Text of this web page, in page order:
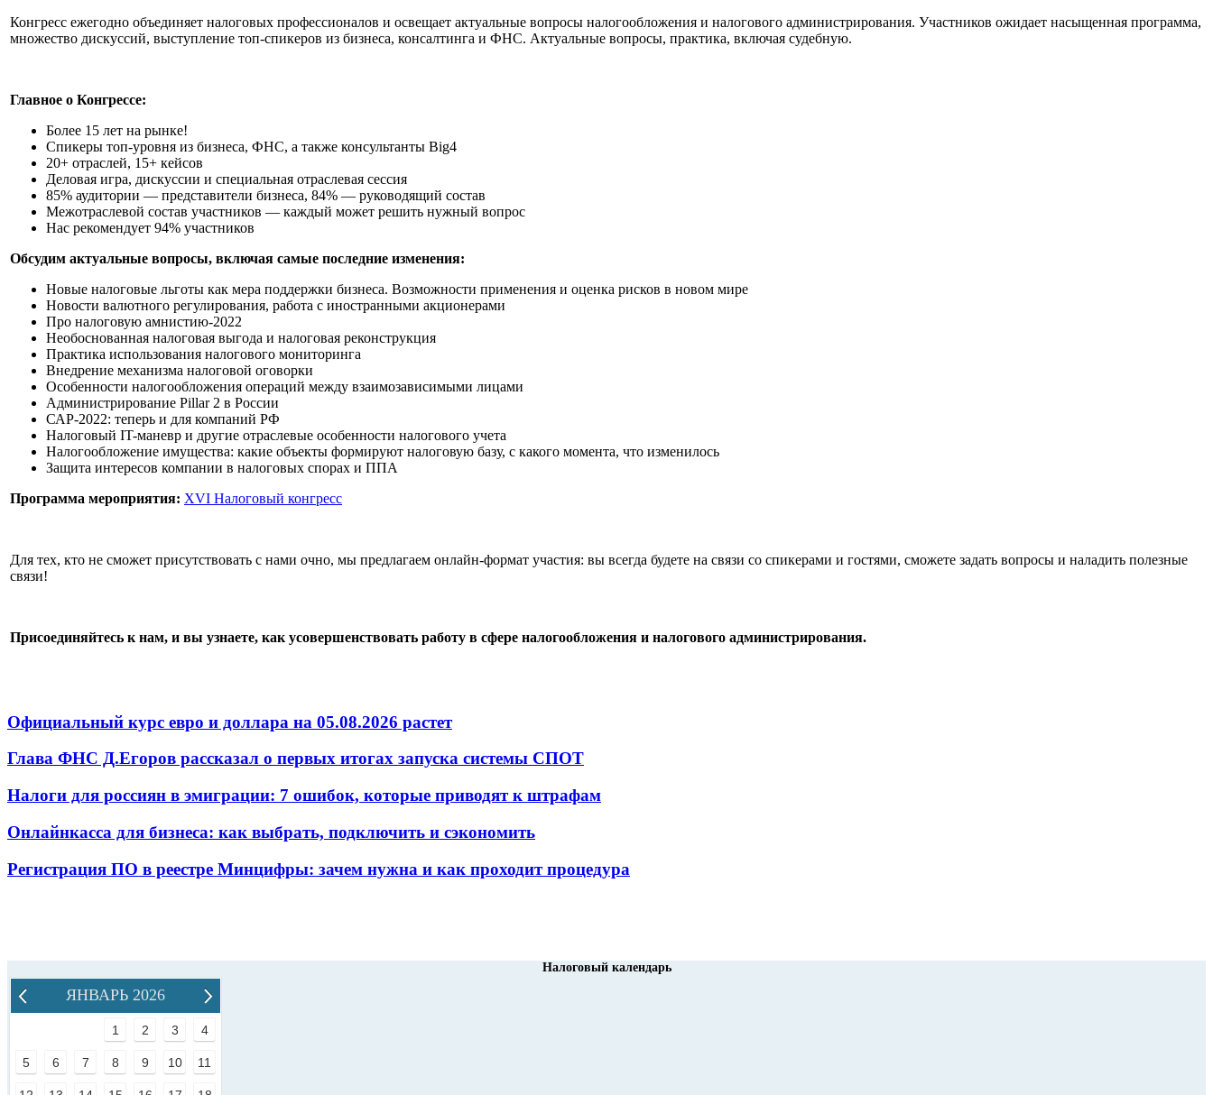
Конгресс ежегодно объединяет налоговых профессионалов и освещает актуальные вопросы налогообложения и налогового администрирования. Участников ожидает насыщенная программа,
множество дискуссий, выступление топ-спикеров из бизнеса, консалтинга и ФНС. Актуальные вопросы, практика, включая судебную.
Главное о Конгрессе:
Более 15 лет на рынке!
Спикеры топ-уровня из бизнеса, ФНС, а также консультанты Big4
20+ отраслей, 15+ кейсов
Деловая игра, дискуссии и специальная отраслевая сессия
85% аудитории — представители бизнеса, 84% — руководящий состав
Межотраслевой состав участников — каждый может решить нужный вопрос
Нас рекомендует 94% участников
Обсудим актуальные вопросы, включая самые последние изменения:
Новые налоговые льготы как мера поддержки бизнеса. Возможности применения и оценка рисков в новом мире
Новости валютного регулирования, работа с иностранными акционерами
Про налоговую амнистию-2022
Необоснованная налоговая выгода и налоговая реконструкция
Практика использования налогового мониторинга
Внедрение механизма налоговой оговорки
Особенности налогообложения операций между взаимозависимыми лицами
Администрирование Pillar 2 в России
САР-2022: теперь и для компаний РФ
Налоговый IT-маневр и другие отраслевые особенности налогового учета
Налогообложение имущества: какие объекты формируют налоговую базу, с какого момента, что изменилось
Защита интересов компании в налоговых спорах и ППА
Программа мероприятия: XVI Налоговый конгресс
Для тех, кто не сможет присутствовать с нами очно, мы предлагаем онлайн-формат участия: вы всегда будете на связи со спикерами и гостями, сможете задать вопросы и наладить полезные
связи!
Присоединяйтесь к нам, и вы узнаете, как усовершенствовать работу в сфере налогообложения и налогового администрирования.
Официальный курс евро и доллара на 05.08.2026 растет
Глава ФНС Д.Егоров рассказал о первых итогах запуска системы СПОТ
Налоги для россиян в эмиграции: 7 ошибок, которые приводят к штрафам
Онлайнкасса для бизнеса: как выбрать, подключить и сэкономить
Регистрация ПО в реестре Минцифры: зачем нужна и как проходит процедура
Налоговый календарь
ЯНВАРЬ 2026
1 2 3 4
5 6 7 8 9 10 11